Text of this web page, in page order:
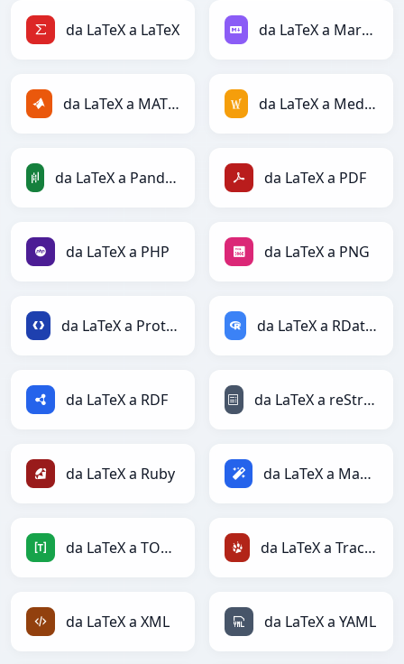
da LaTeX a LaTeX da LaTeX a Markdown
da LaTeX a MATLAB da LaTeX a MediaWiki
da LaTeX a PandasDataFrame da LaTeX a PDF
da LaTeX a PHP da LaTeX a PNG
da LaTeX a Protobuf da LaTeX a RDataFrame
da LaTeX a RDF da LaTeX a reStructuredText
da LaTeX a Ruby da LaTeX a Magic
da LaTeX a TOML da LaTeX a TracWiki
da LaTeX a XML da LaTeX a YAML